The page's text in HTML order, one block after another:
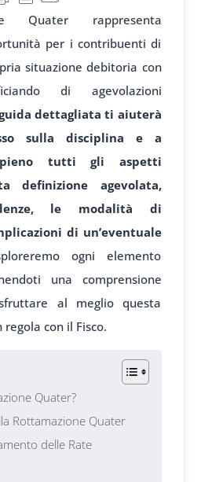
Quater rappresenta
per i contribuenti di
situazione debitoria con
di agevolazioni
dettagliata ti aiuterà
sulla disciplina e a
tutti gli aspetti
definizione agevolata,
le modalità di
di un’eventuale
ogni elemento
una comprensione
al meglio questa
con il Fisco.
Quater?
Rottamazione Quater
delle Rate